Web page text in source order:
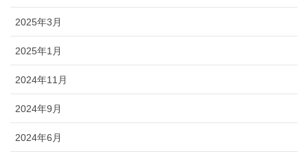
2025年3月
2025年1月
2024年11月
2024年9月
2024年6月